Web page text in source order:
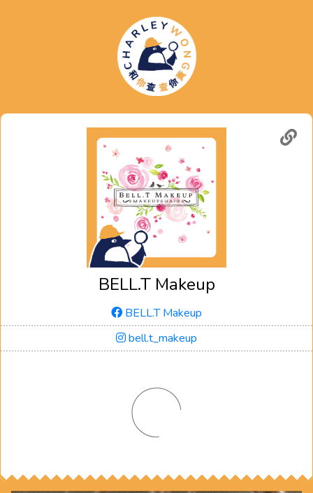
BELL.T Makeup
BELL.T Makeup
bell.t_makeup